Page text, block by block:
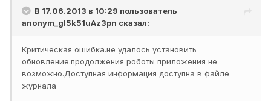
В 17.06.2013 в 10:29 пользователь
anonym_gI5k51uAz3pn сказал:
Критическая ошибка.не удалось установить
обновление.продолжения роботы приложения не
возможно.Доступная информация доступна в файле
журнала